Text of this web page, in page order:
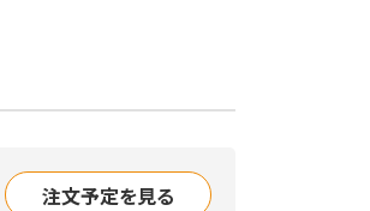
注文予定を見る